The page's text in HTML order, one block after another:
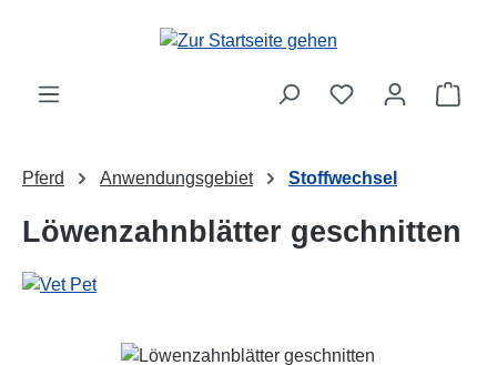
Zum Hauptinhalt springen
Pferd Anwendungsgebiet Stoffwechsel
Löwenzahnblätter geschnitten
Bildergalerie überspringen